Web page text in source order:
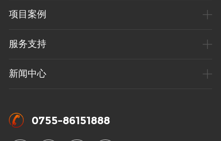
项目案例
服务支持
新闻中心
0755-86151888